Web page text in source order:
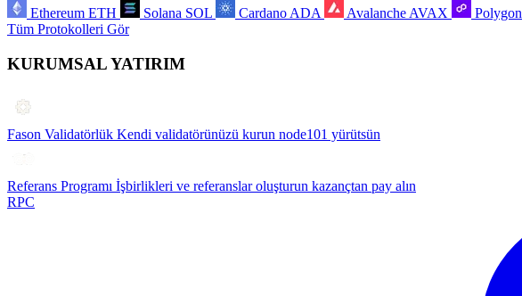
Ethereum ETH Solana SOL Cardano ADA Avalanche AVAX Polygon
Tüm Protokolleri Gör
KURUMSAL YATIRIM
Fason Validatörlük Kendi validatörünüzü kurun node101 yürütsün
Referans Programı İşbirlikleri ve referanslar oluşturun kazançtan pay alın
RPC